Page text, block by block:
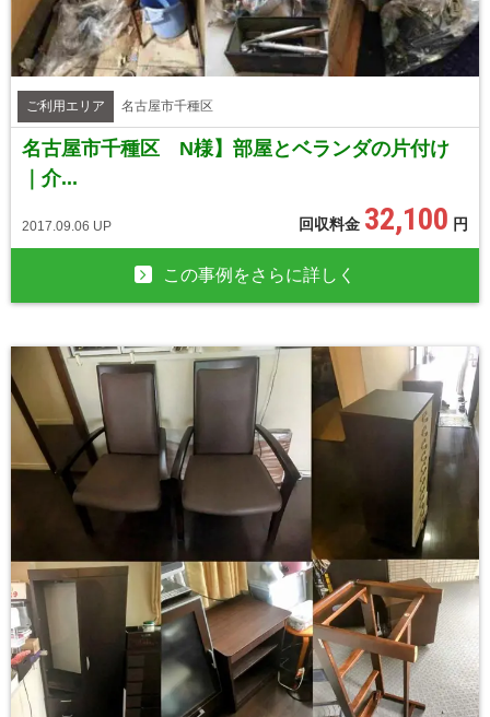
ご利用エリア 名古屋市千種区
名古屋市千種区 N様】部屋とベランダの片付け
｜介...
2017.09.06 UP 回収料金 32,100 円
この事例をさらに詳しく